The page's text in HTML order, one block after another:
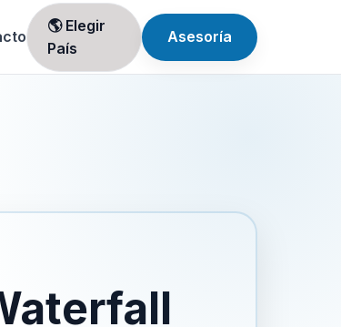
🌎 Elegir
País
Asesoría